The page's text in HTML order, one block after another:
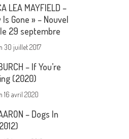
LEA MAYFIELD –
Is Gone » – Nouvel
29 septembre
30 juillet 2017
– If You’re
(2020)
16 avril 2020
– Dogs In